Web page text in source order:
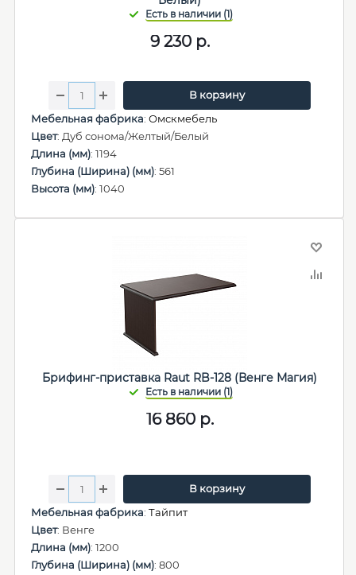
9 230р.
В корзину
Мебельная фабрика: Омскмебель
Цвет: Дуб сонома/Желтый/Белый
Длина (мм): 1194
Глубина (Ширина) (мм): 561
Высота (мм): 1040
Брифинг-приставка Raut RB-128 (Венге Магия)
16 860р.
В корзину
Мебельная фабрика: Тайпит
Цвет: Венге
Длина (мм): 1200
Глубина (Ширина) (мм): 800